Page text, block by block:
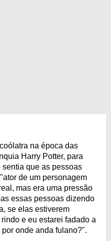
na época das
Harry Potter, para
que as pessoas
de um personagem
mas era uma pressão
essas pessoas dizendo
se elas estiverem
e eu estarei fadado a
onde anda fulano?".